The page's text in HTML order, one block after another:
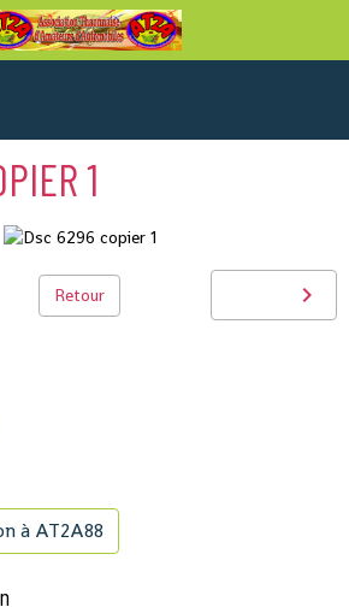
1
Retour
à AT2A88